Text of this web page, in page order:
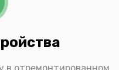
в отремонтированном